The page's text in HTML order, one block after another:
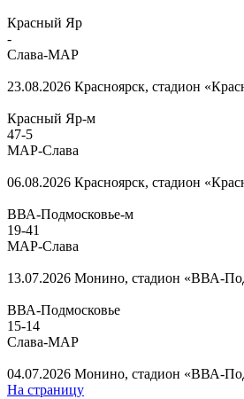
Красный Яр
-
Слава-МАР
23.08.2026 Красноярск, стадион
Красный Яр-м
47-5
МАР-Слава
06.08.2026 Красноярск, стадион
ВВА-Подмосковье-м
19-41
МАР-Слава
13.07.2026 Монино, стадион «ВВА-
ВВА-Подмосковье
15-14
Слава-МАР
04.07.2026 Монино, стадион «ВВА-
На страницу